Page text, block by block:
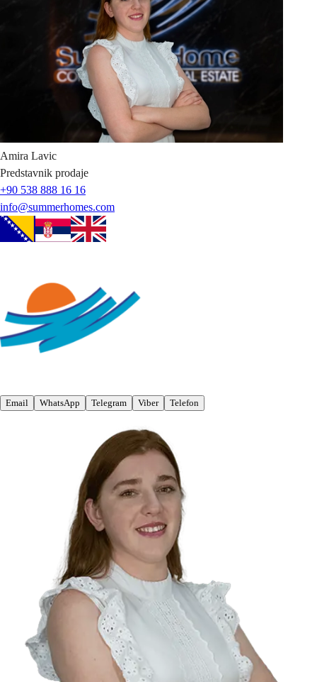
Amira Lavic
Predstavnik prodaje
+90 538 888 16 16
info@summerhomes.com
Email WhatsApp Telegram Viber Telefon